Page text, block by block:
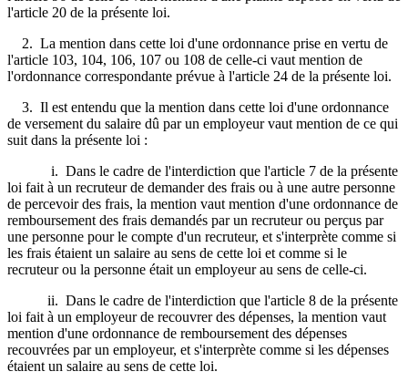
l'article 20 de la présente loi.
2. La mention dans cette loi d'une ordonnance prise en vertu de
l'article 103, 104, 106, 107 ou 108 de celle-ci vaut mention de
l'ordonnance correspondante prévue à l'article 24 de la présente loi.
3. Il est entendu que la mention dans cette loi d'une ordonnance
de versement du salaire dû par un employeur vaut mention de ce qui
suit dans la présente loi :
i. Dans le cadre de l'interdiction que l'article 7 de la présente
loi fait à un recruteur de demander des frais ou à une autre personne
de percevoir des frais, la mention vaut mention d'une ordonnance de
remboursement des frais demandés par un recruteur ou perçus par
une personne pour le compte d'un recruteur, et s'interprète comme si
les frais étaient un salaire au sens de cette loi et comme si le
recruteur ou la personne était un employeur au sens de celle-ci.
ii. Dans le cadre de l'interdiction que l'article 8 de la présente
loi fait à un employeur de recouvrer des dépenses, la mention vaut
mention d'une ordonnance de remboursement des dépenses
recouvrées par un employeur, et s'interprète comme si les dépenses
étaient un salaire au sens de cette loi.